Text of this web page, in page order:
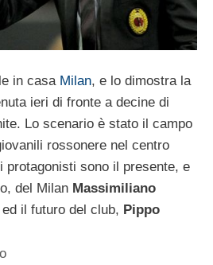
in casa Milan, e lo dimostra la
ieri di fronte a decine di
Lo scenario è stato il campo
rossonere nel centro
protagonisti sono il presente, e
del Milan Massimiliano
il futuro del club, Pippo